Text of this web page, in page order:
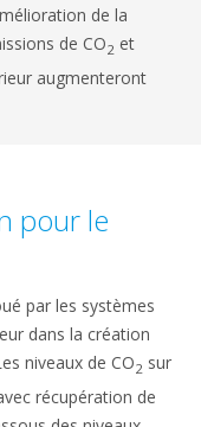
de la
de CO2 et
augmenteront
pour le
par les systèmes
dans la création
niveaux de CO2 sur
récupération de